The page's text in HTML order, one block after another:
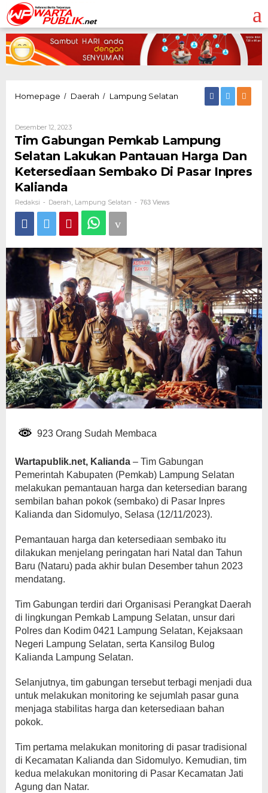
Lewati
ke
konten
Homepage / Daerah / Lampung Selatan
Gabungan
Selatan
Lakukan
Pantauan
Harga
Kalianda
Desember 12, 2023Oleh
Tim Gabungan Pemkab Lampung
Selatan Lakukan Pantauan Harga Dan
Ketersediaan Sembako Di Pasar Inpres
Kalianda
Redaksi - Daerah Lampung Selatan - 763 Views
923 Orang Sudah Membaca
Wartapublik.net, Kalianda – Tim Gabungan
Pemerintah Kabupaten (Pemkab) Lampung Selatan
melakukan pemantauan harga dan ketersedian barang
sembilan bahan pokok (sembako) di Pasar Inpres
Kalianda dan Sidomulyo, Selasa (12/11/2023).
Pemantauan harga dan ketersediaan sembako itu
dilakukan menjelang peringatan hari Natal dan Tahun
Baru (Nataru) pada akhir bulan Desember tahun 2023
mendatang.
Tim Gabungan terdiri dari Organisasi Perangkat Daerah
di lingkungan Pemkab Lampung Selatan, unsur dari
Polres dan Kodim 0421 Lampung Selatan, Kejaksaan
Negeri Lampung Selatan, serta Kansilog Bulog
Kalianda Lampung Selatan.
Selanjutnya, tim gabungan tersebut terbagi menjadi dua
untuk melakukan monitoring ke sejumlah pasar guna
menjaga stabilitas harga dan ketersediaan bahan
pokok.
Tim pertama melakukan monitoring di pasar tradisional
di Kecamatan Kalianda dan Sidomulyo. Kemudian, tim
kedua melakukan monitoring di Pasar Kecamatan Jati
Agung dan Natar.